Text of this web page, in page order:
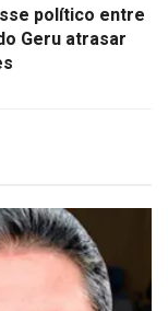
político entre
Geru atrasar